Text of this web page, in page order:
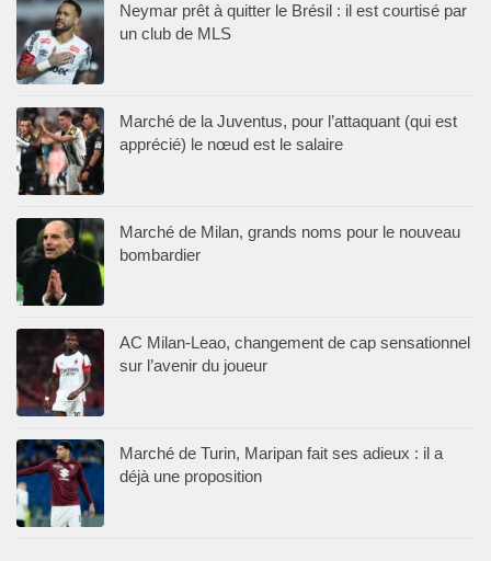
Neymar prêt à quitter le Brésil : il est courtisé par
un club de MLS
Marché de la Juventus, pour l’attaquant (qui est
apprécié) le nœud est le salaire
Marché de Milan, grands noms pour le nouveau
bombardier
AC Milan-Leao, changement de cap sensationnel
sur l’avenir du joueur
Marché de Turin, Maripan fait ses adieux : il a
déjà une proposition